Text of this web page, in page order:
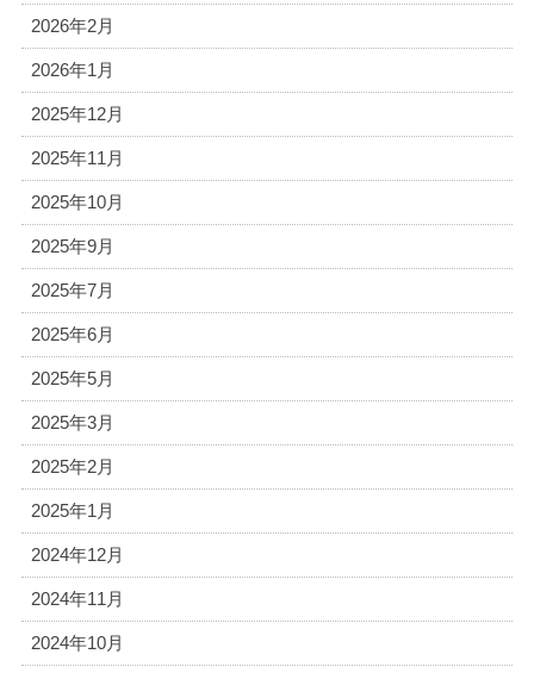
2026年2月
2026年1月
2025年12月
2025年11月
2025年10月
2025年9月
2025年7月
2025年6月
2025年5月
2025年3月
2025年2月
2025年1月
2024年12月
2024年11月
2024年10月